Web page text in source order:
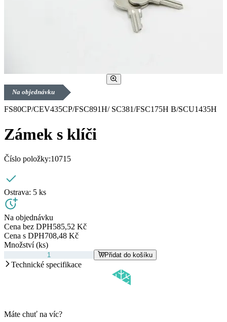
Na objednávku
FS80CP/CEV435CP/FSC891H/ SC381/FSC175H B/SCU1435H
Zámek s klíči
Číslo položky:10715
Ostrava: 5 ks
Na objednávku
Cena bez DPH585,52 Kč
Cena s DPH708,48 Kč
Množství (ks)
Přidat do košíku
Technické specifikace
Máte chuť na víc?